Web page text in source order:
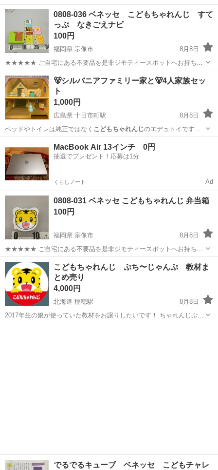
0808-036 ベネッセ こどもちゃれんじ すて
っぷ なきごえナビ
100円
福岡県 宗像市
8月8日
★★★★★ ご自宅にある不要品を是非ジモティースポットへお持ち込
みしませんか？ 家電、趣味・スポーツ・レジャー用品、こども用品、
衣料服飾品、生活雑貨、家具、本、CD・DVDなどが無料でまとめて持
ち込めます！ ※詳細はこ...
福岡 宗像市
🐻シルバニアファミリー家と🐻4人家族セッ
ト
1,000円
広島県 十日市町駅
8月8日
ベッドやトイレは純正ではなく こどもちゃれんじのエデュトイですが
サイズ感がぴっ…
おもちゃ
シルバニアファミリー
MacBook Air 13インチ 0円
抽選でプレゼント！応募は1分
くらしノート Ad
0808-031 ベネッセ こどもちゃれんじ 弁当箱
100円
福岡県 宗像市
8月8日
★★★★★ ご自宅にある不要品を是非ジモティースポットへお持ち込
みしませんか？ 家電、趣味・スポーツ・レジャー用品、こども用品、
衣料服飾品、生活雑貨、家具、本、CD・DVDなどが無料でまとめて持
ち込めます！ ※詳細はこ...
福岡 宗像市 食器 スポット
こどもちゃれんじ ぷち〜じゃんぷ 教材ま
とめ売り
4,000円
北海道 稲穂駅
8月8日
2017年生の娘が使っていた教材をお譲りしたいです！ ちゃれんじぷち
からじゃんぷまであり、使ってない教材も多いです！ 年少ぐらいまで
でるでるキューブ ベネッセ こどもチャレ